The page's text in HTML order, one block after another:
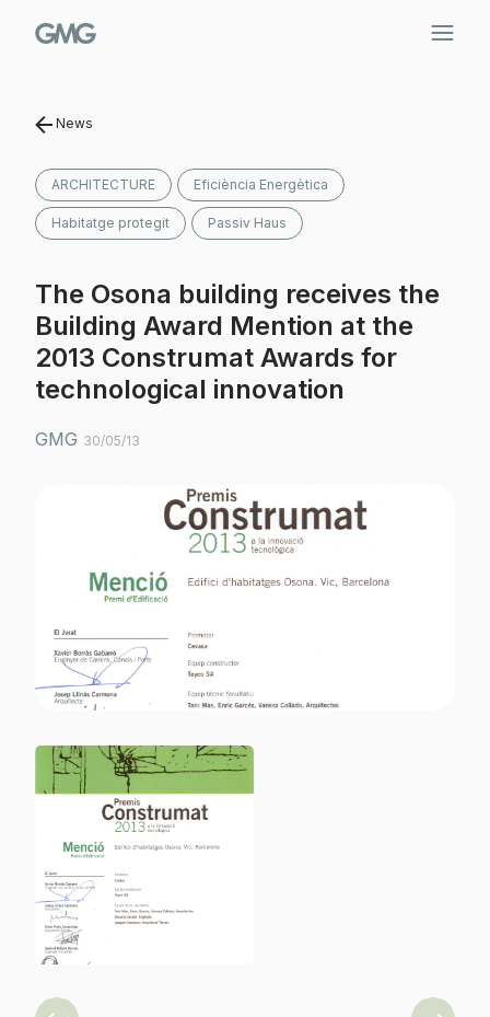
News
ARCHITECTURE Eficiència Energètica
Habitatge protegit Passiv Haus
The Osona building receives the
Building Award Mention at the
2013 Construmat Awards for
technological innovation
GMG 30/05/13